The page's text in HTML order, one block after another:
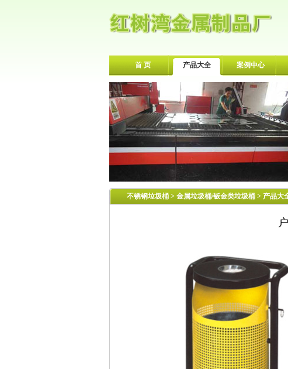
首 页 产品大全 案例中心
不锈钢垃圾桶 > 金属垃圾桶/钣金类垃圾桶 > 产品大